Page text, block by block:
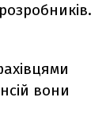
вони